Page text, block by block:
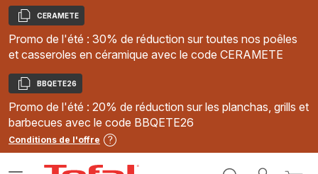
Copier
CERAMETE
Promo de l'été : 30% de réduction sur toutes nos poêles
et casseroles en céramique avec le code CERAMETE
Copier
BBQETE26
Promo de l'été : 20% de réduction sur les planchas, grills et
barbecues avec le code BBQETE26
Conditions de l'offre